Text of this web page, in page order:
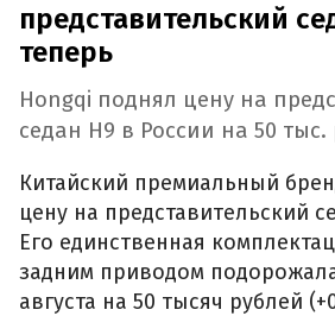
представительский
теперь
Hongqi поднял цену на
седан H9 в России на 50 тыс.
Китайский премиальный
цену на представительский
Его единственная
задним приводом
августа на 50 тысяч рублей